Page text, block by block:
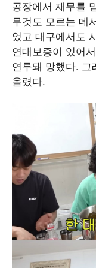
공장에서 재무를
무것도 모르는 데
었고 대구에서도
연대보증이 있어
연루돼 망했다.
올렸다.